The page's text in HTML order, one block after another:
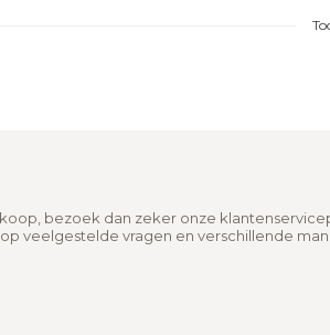
bezoek dan zeker onze
veelgestelde vragen en verschillende